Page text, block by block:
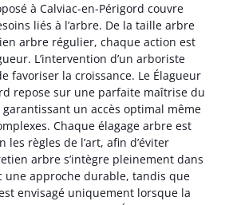
à Calviac-en-Périgord couvre
liés à l’arbre. De la taille arbre
arbre régulier, chaque action est
L’intervention d’un arboriste
favoriser la croissance. Le Élagueur
repose sur une parfaite maîtrise du
un accès optimal même
Chaque élagage arbre est
les règles de l’art, afin d’éviter
arbre s’intègre pleinement dans
une approche durable, tandis que
envisagé uniquement lorsque la